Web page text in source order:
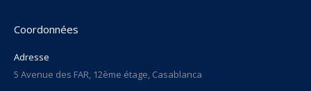
Coordonnées
Adresse
5 Avenue des FAR, 12ème étage, Casablanca